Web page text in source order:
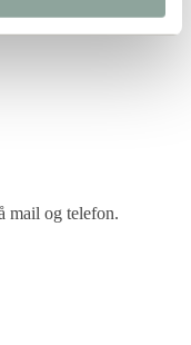
mail og telefon.